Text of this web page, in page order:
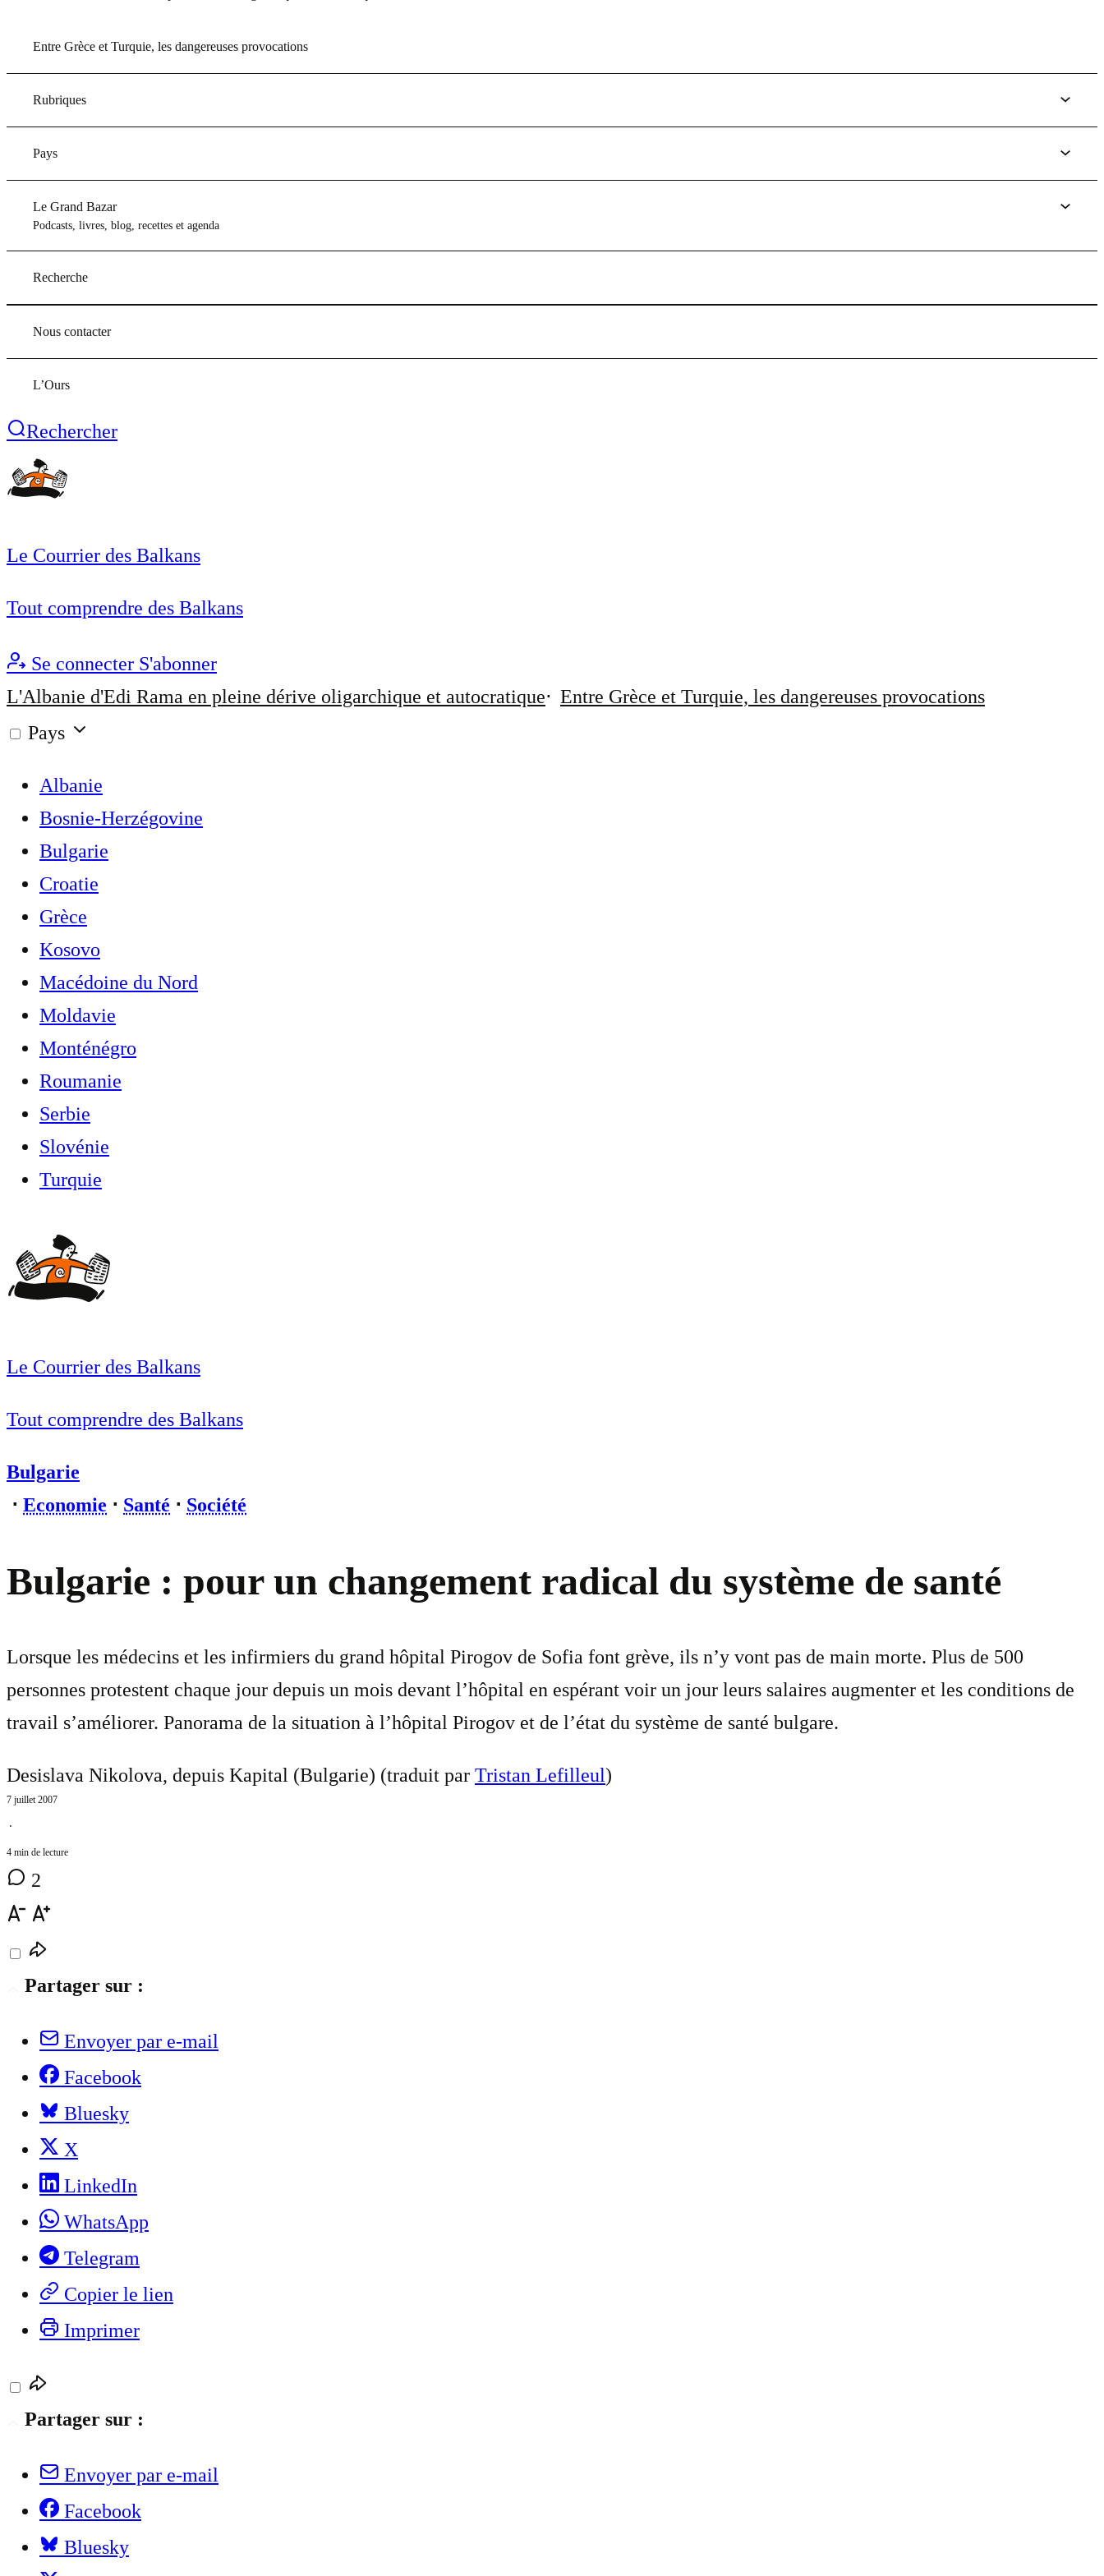
Entre Grèce et Turquie, les dangereuses provocations
Rubriques
Pays
Le Grand Bazar
Podcasts, livres, blog, recettes et agenda
Recherche
Nous contacter
L’Ours
Rechercher
Le Courrier des Balkans
Tout comprendre des Balkans
Se connecter S'abonner
L'Albanie d'Edi Rama en pleine dérive oligarchique et autocratique
Entre Grèce et Turquie, les dangereuses provocations
Pays
Albanie
Bosnie-Herzégovine
Bulgarie
Croatie
Grèce
Kosovo
Macédoine du Nord
Moldavie
Monténégro
Roumanie
Serbie
Slovénie
Turquie
Le Courrier des Balkans
Tout comprendre des Balkans
Bulgarie
⋅ Economie ⋅ Santé ⋅ Société
Bulgarie : pour un changement radical du système de santé
Lorsque les médecins et les infirmiers du grand hôpital Pirogov de Sofia font grève, ils n’y vont pas de main morte. Plus de 500
personnes protestent chaque jour depuis un mois devant l’hôpital en espérant voir un jour leurs salaires augmenter et les conditions de
travail s’améliorer. Panorama de la situation à l’hôpital Pirogov et de l’état du système de santé bulgare.
Desislava Nikolova, depuis Kapital (Bulgarie) (traduit par Tristan Lefilleul)
7 juillet 2007
⋅
4 min de lecture
2
Partager sur :
Envoyer par e-mail
Facebook
Bluesky
X
LinkedIn
WhatsApp
Telegram
Copier le lien
Imprimer
Partager sur :
Envoyer par e-mail
Facebook
Bluesky